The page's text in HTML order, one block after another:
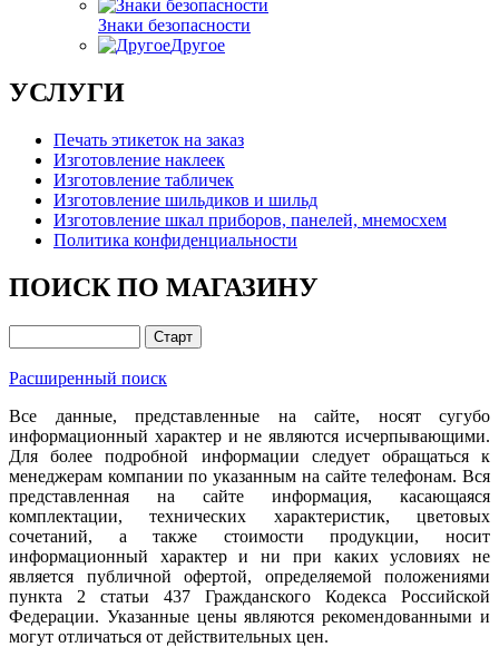
Знаки безопасности
Другое
УСЛУГИ
Печать этикеток на заказ
Изготовление наклеек
Изготовление табличек
Изготовление шильдиков и шильд
Изготовление шкал приборов, панелей, мнемосхем
Политика конфиденциальности
ПОИСК ПО МАГАЗИНУ
Расширенный поиск
Все данные, представленные на сайте, носят сугубо
информационный характер и не являются исчерпывающими.
Для более подробной информации следует обращаться к
менеджерам компании по указанным на сайте телефонам. Вся
представленная на сайте информация, касающаяся
комплектации, технических характеристик, цветовых
сочетаний, а также стоимости продукции, носит
информационный характер и ни при каких условиях не
является публичной офертой, определяемой положениями
пункта 2 статьи 437 Гражданского Кодекса Российской
Федерации. Указанные цены являются рекомендованными и
могут отличаться от действительных цен.